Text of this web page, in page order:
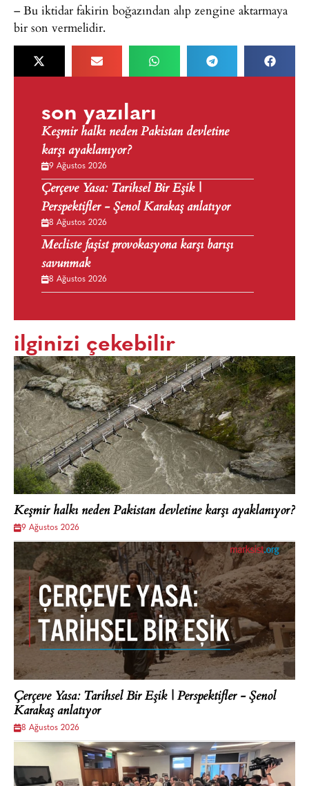
– Bu iktidar fakirin boğazından alıp zengine aktarmaya
bir son vermelidir.
son yazıları
Keşmir halkı neden Pakistan devletine
karşı ayaklanıyor?
9 Ağustos 2026
Çerçeve Yasa: Tarihsel Bir Eşik |
Perspektifler - Şenol Karakaş anlatıyor
8 Ağustos 2026
Mecliste faşist provokasyona karşı barışı
savunmak
8 Ağustos 2026
ilginizi çekebilir
Keşmir halkı neden Pakistan devletine karşı ayaklanıyor?
9 Ağustos 2026
Çerçeve Yasa: Tarihsel Bir Eşik | Perspektifler - Şenol
Karakaş anlatıyor
8 Ağustos 2026